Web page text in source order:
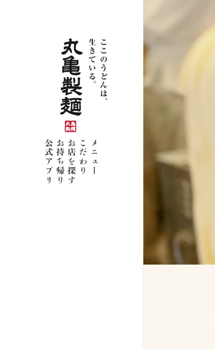
メニュー
こだわり
お店を探す
お持ち帰り
公式アプリ